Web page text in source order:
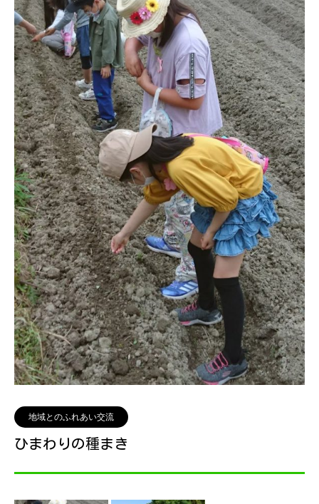
地域とのふれあい交流
ひまわりの種まき